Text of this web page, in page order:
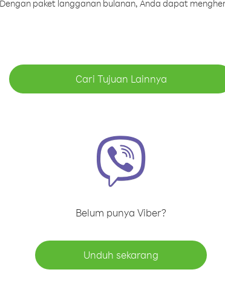
paket langganan bulanan, Anda dapat
Cari Tujuan Lainnya
Belum punya Viber?
Unduh sekarang